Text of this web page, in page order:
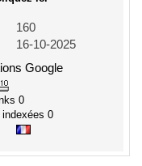
160
16-10-2025
Google
0
0